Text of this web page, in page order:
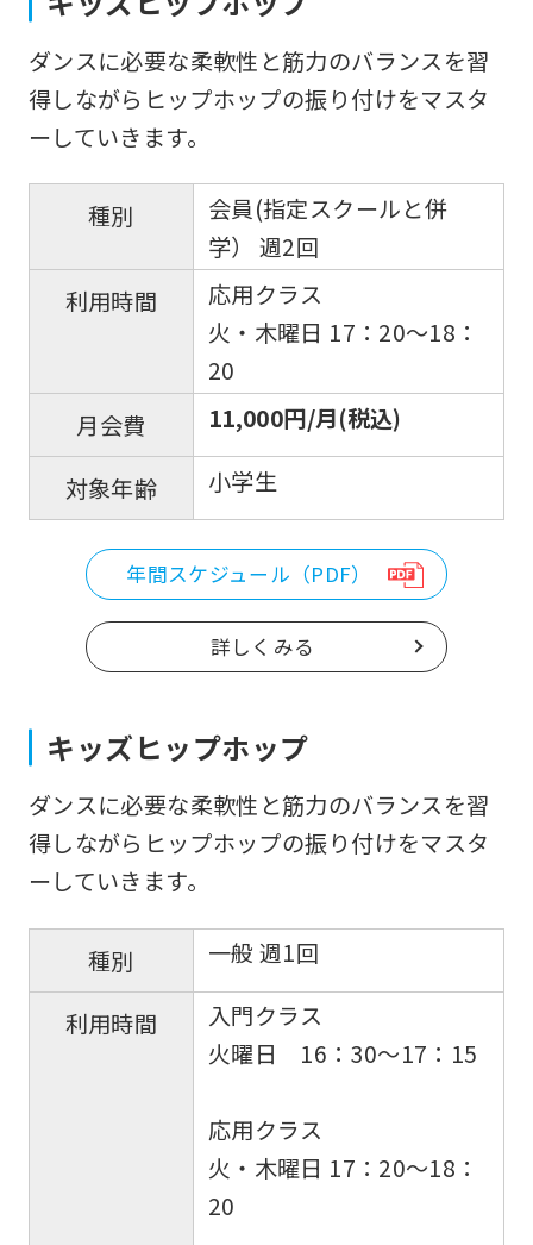
ダンスに必要な柔軟性と筋力のバランスを習
得しながらヒップホップの振り付けをマスタ
ーしていきます。
種別
会員(指定スクールと併
学） 週2回
利用時間
応用クラス
火・木曜日 17：20〜18：
20
月会費
11,000円/月(税込)
対象年齢 小学生
年間スケジュール（PDF）
詳しくみる
キッズヒップホップ
ダンスに必要な柔軟性と筋力のバランスを習
得しながらヒップホップの振り付けをマスタ
ーしていきます。
種別 一般 週1回
利用時間
入門クラス
火曜日 16：30〜17：15
応用クラス
火・木曜日 17：20〜18：
20